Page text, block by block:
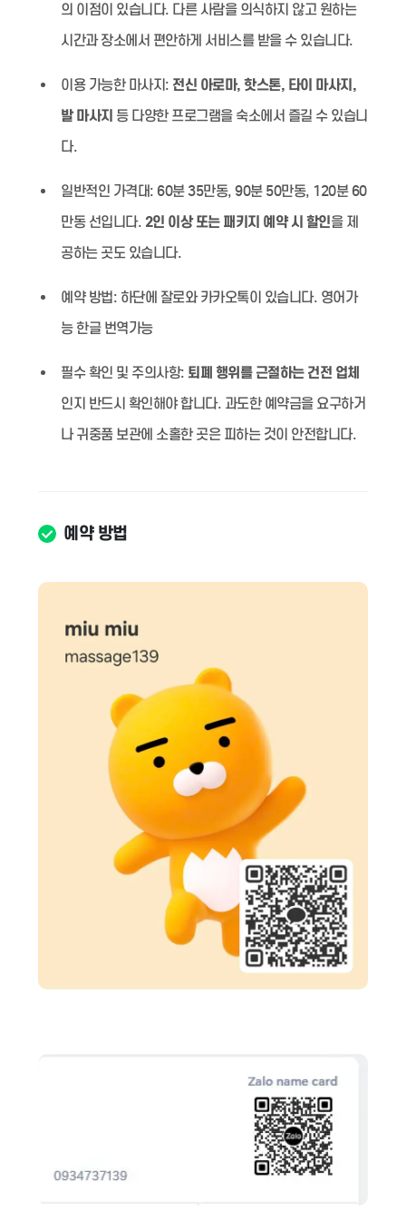
의 이점이 있습니다. 다른 사람을 의식하지 않고 원하는
시간과 장소에서 편안하게 서비스를 받을 수 있습니다.
이용 가능한 마사지: 전신 아로마, 핫스톤, 타이 마사지,
발 마사지 등 다양한 프로그램을 숙소에서 즐길 수 있습니
다.
일반적인 가격대: 60분 35만동, 90분 50만동, 120분 60
만동 선입니다. 2인 이상 또는 패키지 예약 시 할인을 제
공하는 곳도 있습니다.
예약 방법: 하단에 잘로와 카카오톡이 있습니다. 영어가
능 한글 번역가능
필수 확인 및 주의사항: 퇴폐 행위를 근절하는 건전 업체
인지 반드시 확인해야 합니다. 과도한 예약금을 요구하거
나 귀중품 보관에 소홀한 곳은 피하는 것이 안전합니다.
예약 방법